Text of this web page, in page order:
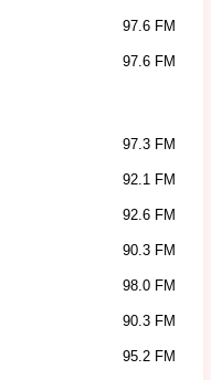
97.6 FM
97.6 FM
97.3 FM
92.1 FM
92.6 FM
90.3 FM
98.0 FM
90.3 FM
95.2 FM